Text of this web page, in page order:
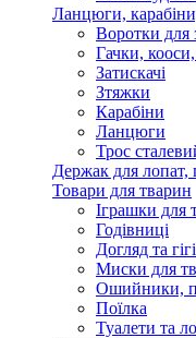
Ланцюги,
Воротки для
Гачки,
Затискачі
Зтяжки
Карабіни
Ланцюги
Трос
Держак для лопат,
Товари для тварин
Іграшки для
Годівниці
Догляд та
Миски для
Ошийники,
Поїлка
Туалети та